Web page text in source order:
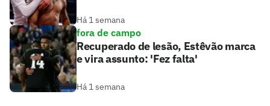
Há 1 semana
fora de campo
Recuperado de lesão, Estêvão marca
e vira assunto: 'Fez falta'
Há 1 semana